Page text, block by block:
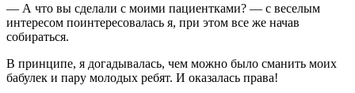
— А что вы сделали с моими пациентками? — с веселым
интересом поинтересовалась я, при этом все же начав
собираться.
В принципе, я догадывалась, чем можно было сманить моих
бабулек и пару молодых ребят. И оказалась права!